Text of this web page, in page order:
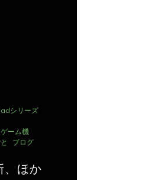
シリーズ
ゲーム機
ブログ
ほか